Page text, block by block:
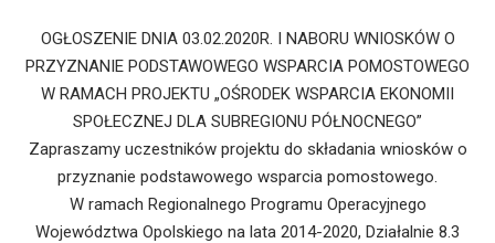
OGŁOSZENIE DNIA 03.02.2020R. I NABORU WNIOSKÓW O
PRZYZNANIE PODSTAWOWEGO WSPARCIA POMOSTOWEGO
W RAMACH PROJEKTU „OŚRODEK WSPARCIA EKONOMII
SPOŁECZNEJ DLA SUBREGIONU PÓŁNOCNEGO”
Zapraszamy uczestników projektu do składania wniosków o
przyznanie podstawowego wsparcia pomostowego.
W ramach Regionalnego Programu Operacyjnego
Województwa Opolskiego na lata 2014-2020, Działalnie 8.3